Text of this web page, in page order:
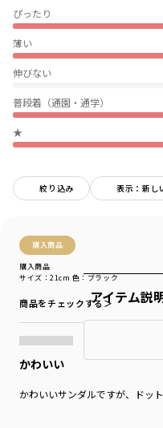
ぴったり
薄い
伸びない
普段着（通園・通学）
★
絞り込み 表示：新し
購入商品
購入商品
サイズ：21cm 色：ブラック
商品をチェックする＞
かわいい
かわいいサンダルですが、ドッ
アイテム説